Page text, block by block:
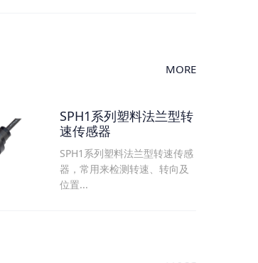
MORE
SPH1系列塑料法兰型转
速传感器
SPH1系列塑料法兰型转速传感
器，常用来检测转速、转向及
位置...